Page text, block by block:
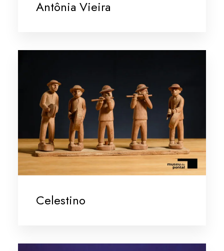
Antônia Vieira
Celestino